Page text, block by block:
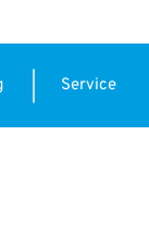
Service